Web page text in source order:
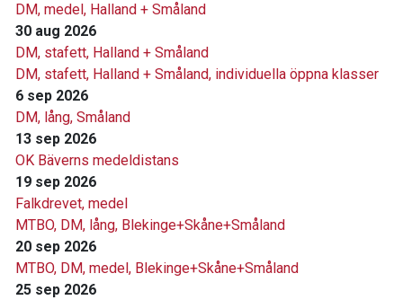
DM, medel, Halland + Småland
30 aug 2026
DM, stafett, Halland + Småland
DM, stafett, Halland + Småland, individuella öppna klasser
6 sep 2026
DM, lång, Småland
13 sep 2026
OK Bäverns medeldistans
19 sep 2026
Falkdrevet, medel
MTBO, DM, lång, Blekinge+Skåne+Småland
20 sep 2026
MTBO, DM, medel, Blekinge+Skåne+Småland
25 sep 2026